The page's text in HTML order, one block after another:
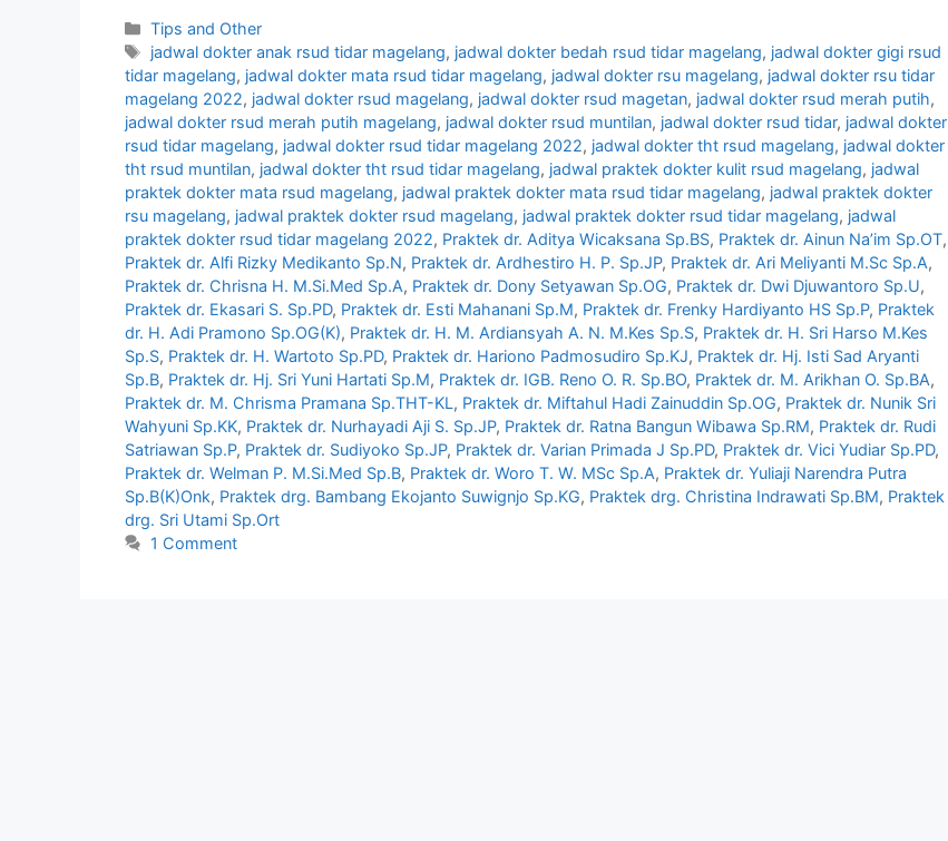
Categories
Tips and Other
Tags
jadwal dokter anak rsud tidar magelang, jadwal dokter bedah rsud tidar magelang, jadwal dokter gigi rsud
tidar magelang, jadwal dokter mata rsud tidar magelang, jadwal dokter rsu magelang, jadwal dokter rsu tidar
magelang 2022, jadwal dokter rsud magelang, jadwal dokter rsud magetan, jadwal dokter rsud merah putih,
jadwal dokter rsud merah putih magelang, jadwal dokter rsud muntilan, jadwal dokter rsud tidar, jadwal dokter
rsud tidar magelang, jadwal dokter rsud tidar magelang 2022, jadwal dokter tht rsud magelang, jadwal dokter
tht rsud muntilan, jadwal dokter tht rsud tidar magelang, jadwal praktek dokter kulit rsud magelang, jadwal
praktek dokter mata rsud magelang, jadwal praktek dokter mata rsud tidar magelang, jadwal praktek dokter
rsu magelang, jadwal praktek dokter rsud magelang, jadwal praktek dokter rsud tidar magelang, jadwal
praktek dokter rsud tidar magelang 2022, Praktek dr. Aditya Wicaksana Sp.BS, Praktek dr. Ainun Na’im Sp.OT,
Praktek dr. Alfi Rizky Medikanto Sp.N, Praktek dr. Ardhestiro H. P. Sp.JP, Praktek dr. Ari Meliyanti M.Sc Sp.A,
Praktek dr. Chrisna H. M.Si.Med Sp.A, Praktek dr. Dony Setyawan Sp.OG, Praktek dr. Dwi Djuwantoro Sp.U,
Praktek dr. Ekasari S. Sp.PD, Praktek dr. Esti Mahanani Sp.M, Praktek dr. Frenky Hardiyanto HS Sp.P, Praktek
dr. H. Adi Pramono Sp.OG(K), Praktek dr. H. M. Ardiansyah A. N. M.Kes Sp.S, Praktek dr. H. Sri Harso M.Kes
Sp.S, Praktek dr. H. Wartoto Sp.PD, Praktek dr. Hariono Padmosudiro Sp.KJ, Praktek dr. Hj. Isti Sad Aryanti
Sp.B, Praktek dr. Hj. Sri Yuni Hartati Sp.M, Praktek dr. IGB. Reno O. R. Sp.BO, Praktek dr. M. Arikhan O. Sp.BA,
Praktek dr. M. Chrisma Pramana Sp.THT-KL, Praktek dr. Miftahul Hadi Zainuddin Sp.OG, Praktek dr. Nunik Sri
Wahyuni Sp.KK, Praktek dr. Nurhayadi Aji S. Sp.JP, Praktek dr. Ratna Bangun Wibawa Sp.RM, Praktek dr. Rudi
Satriawan Sp.P, Praktek dr. Sudiyoko Sp.JP, Praktek dr. Varian Primada J Sp.PD, Praktek dr. Vici Yudiar Sp.PD,
Praktek dr. Welman P. M.Si.Med Sp.B, Praktek dr. Woro T. W. MSc Sp.A, Praktek dr. Yuliaji Narendra Putra
Sp.B(K)Onk, Praktek drg. Bambang Ekojanto Suwignjo Sp.KG, Praktek drg. Christina Indrawati Sp.BM, Praktek
drg. Sri Utami Sp.Ort
1 Comment